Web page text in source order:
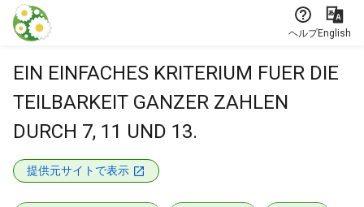
本文に飛ぶ
ヘルプEnglish
EIN EINFACHES KRITERIUM FUER DIE
TEILBARKEIT GANZER ZAHLEN
DURCH 7, 11 UND 13.
提供元サイトで表示